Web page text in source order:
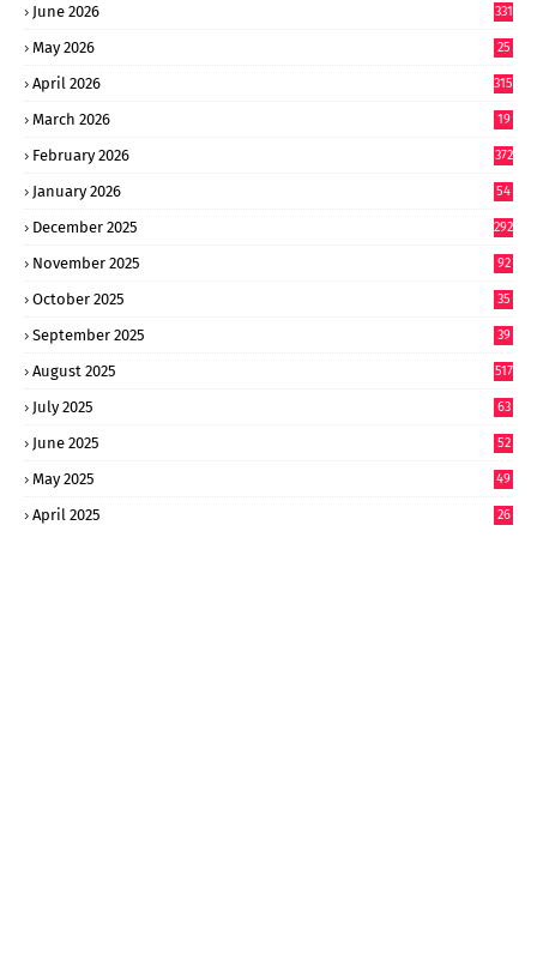
June 2026 331
May 2026
25
April 2026 315
March 2026
19
February 2026 372
January 2026
54
December 2025 292
November 2025 92
October 2025 35
September 2025
39
August 2025 517
July 2025
63
June 2025
52
May 2025
49
April 2025 26